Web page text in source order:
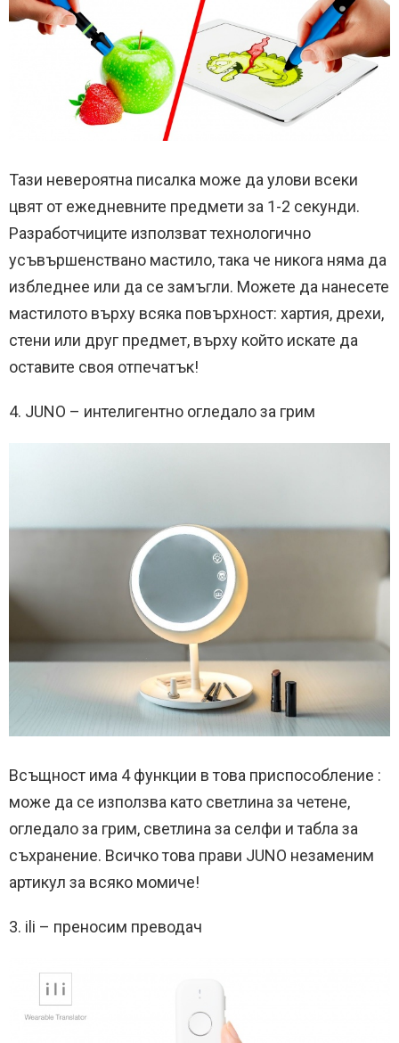
Тази невероятна писалка може да улови всеки
цвят от ежедневните предмети за 1-2 секунди.
Разработчиците използват технологично
усъвършенствано мастило, така че никога няма да
избледнее или да се замъгли. Можете да нанесете
мастилото върху всяка повърхност: хартия, дрехи,
стени или друг предмет, върху който искате да
оставите своя отпечатък!
4. JUNO – интелигентно огледало за грим
Всъщност има 4 функции в това приспособление :
може да се използва като светлина за четене,
огледало за грим, светлина за селфи и табла за
съхранение. Всичко това прави JUNO незаменим
артикул за всяко момиче!
3. ili – преносим преводач